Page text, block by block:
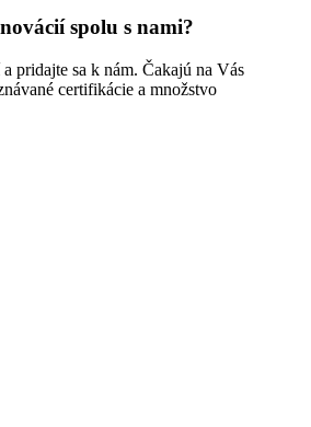
spolu s nami?
pridajte sa k nám. Čakajú na Vás
certifikácie a množstvo